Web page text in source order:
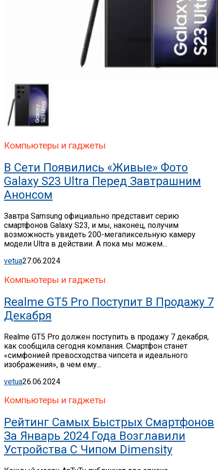
Компьютеры и гаджеты
В Сети Появились «живые» Фото
Galaxy S23 Ultra Перед Завтрашним
Анонсом
Завтра Samsung официально представит серию
смартфонов Galaxy S23, и мы, наконец, получим
возможность увидеть 200-мегапиксельную камеру
модели Ultra в действии. А пока мы можем...
vetua27.06.2024
Компьютеры и гаджеты
Realme GT5 Pro Поступит В Продажу 7
Декабря
Realme GT5 Pro должен поступить в продажу 7 декабря,
как сообщила сегодня компания. Смартфон станет
«симфонией превосходства чипсета и идеального
изображения», в чем ему...
vetua26.06.2024
Компьютеры и гаджеты
Рейтинг Самых Быстрых Смартфонов
За Январь 2024 Года Возглавили
Устройства С Чипом Dimensity